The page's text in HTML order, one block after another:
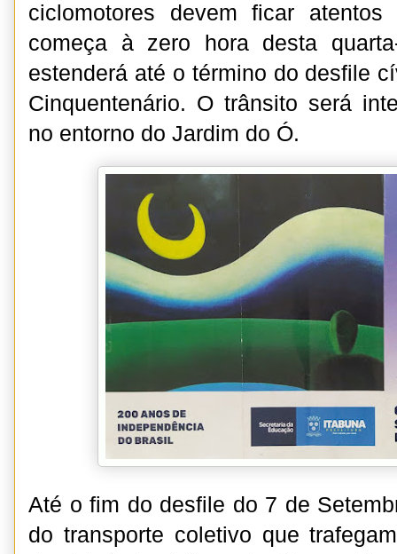
ciclomotores devem ficar
começa à zero hora desta
estenderá até o término do desfile
Cinquentenário. O trânsito será
no entorno do Jardim do Ó.
Até o fim do desfile do 7 de
do transporte coletivo que